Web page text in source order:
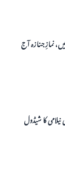
نمازِ جنازہ آج
کا شیڈول